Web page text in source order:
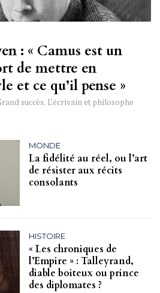
: « Camus est un
de mettre en
et ce qu’il pense »
succès. L’écrivain et philosophe
MONDE
La fidélité au réel, ou l’art
de résister aux récits
consolants
HISTOIRE
« Les chroniques de
l’Empire » : Talleyrand,
diable boiteux ou prince
des diplomates ?